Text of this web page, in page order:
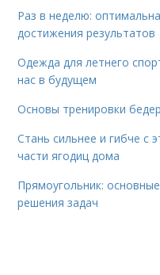
Раз в неделю:
достижения результатов
Одежда для летнего
нас в будущем
Основы тренировки
Стань сильнее и гибче с
части ягодиц дома
Прямоугольник:
решения задач